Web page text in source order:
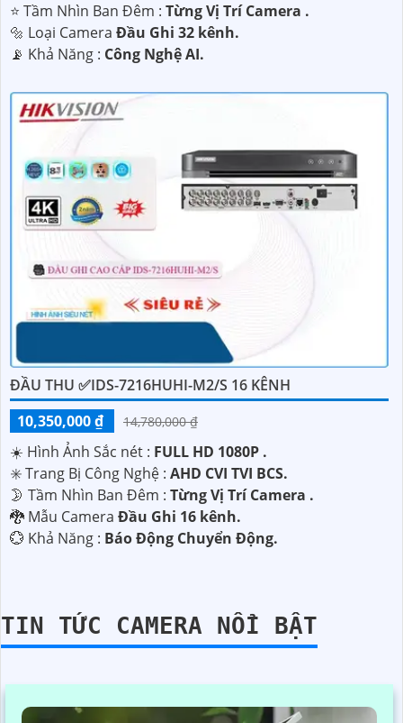
⭐ Tầm Nhìn Ban Đêm : Từng Vị Trí Camera .
🔩 Loại Camera Đầu Ghi 32 kênh.
️📡 Khả Năng : Công Nghệ AI.
ĐẦU THU ✅IDS-7216HUHI-M2/S 16 KÊNH
10,350,000 ₫
14,780,000 ₫
☀️ Hình Ảnh Sắc nét : FULL HD 1080P .
✳️ Trang Bị Công Nghệ : AHD CVI TVI BCS.
🌛 Tầm Nhìn Ban Đêm : Từng Vị Trí Camera .
🐉️ Mẫu Camera Đầu Ghi 16 kênh.
️💮 Khả Năng : Báo Động Chuyển Động.
TIN TỨC CAMERA NỔI BẬT